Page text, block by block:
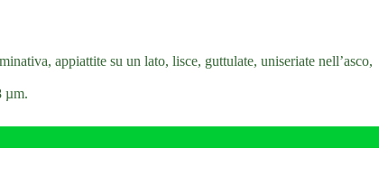
appiattite su un lato, lisce, guttulate, uniseriate nell’asco,
µm.